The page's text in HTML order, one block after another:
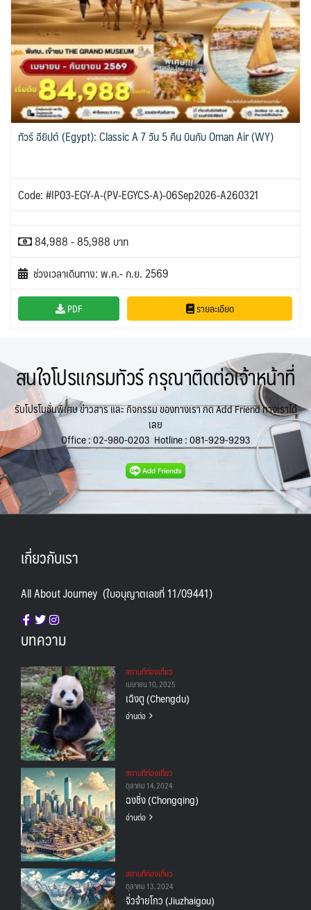
ทัวร์ อียิปต์ (Egypt): Classic A 7 วัน 5 คืน บินกับ Oman Air (WY)
Code: #IP03-EGY-A-(PV-EGYCS-A)-06Sep2026-A260321
84,988 - 85,988 บาท
ช่วงเวลาเดินทาง: พ.ค.- ก.ย. 2569
PDF รายละเอียด
สนใจโปรแกรมทัวร์ กรุณาติดต่อเจ้าหน้าที่
รับโปรโมชั่นพิเศษ ข่าวสาร และ กิจกรรม ของทางเรา กด Add Friend ทางเราได้
เลย
Office :02-980-0203 Hotline :081-929-9293
เกี่ยวกับเรา
All About Journey (ใบอนุญาตเลขที่ 11/09441)
บทความ
สถานทีท่องเที่ยว
เมษายน 10, 2025
เฉิงตู (Chengdu)
อ่านต่อ
สถานทีท่องเที่ยว
ตุลาคม 14, 2024
ฉงชิ่ง (Chongqing)
อ่านต่อ
สถานทีท่องเที่ยว
ตุลาคม 13, 2024
จิ่วจ้ายโกว (Jiuzhaigou)